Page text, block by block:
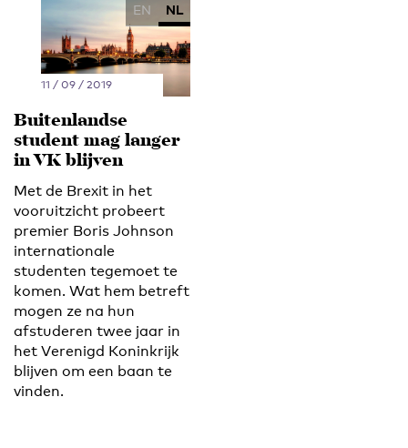
EN NL
11 / 09 / 2019
Buitenlandse
student mag langer
in VK blijven
Met de Brexit in het
vooruitzicht probeert
premier Boris Johnson
internationale
studenten tegemoet te
komen. Wat hem betreft
mogen ze na hun
afstuderen twee jaar in
het Verenigd Koninkrijk
blijven om een baan te
vinden.